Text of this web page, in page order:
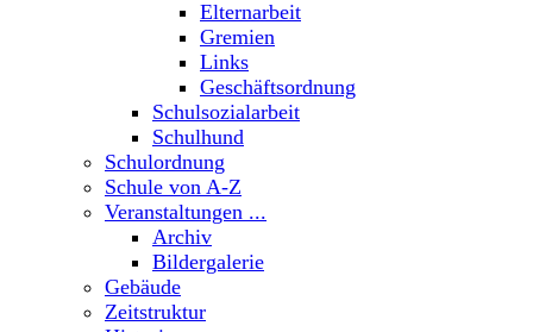
Elternarbeit
Gremien
Links
Geschäftsordnung
Schulsozialarbeit
Schulhund
Schulordnung
Schule von A-Z
Veranstaltungen ...
Archiv
Bildergalerie
Gebäude
Zeitstruktur